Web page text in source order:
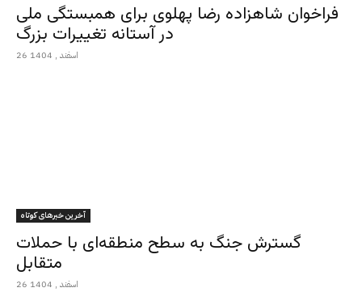
فراخوان شاهزاده رضا پهلوی برای همبستگی ملی
در آستانه تغییرات بزرگ
26 اسفند , 1404
آخرین خبرهای کوتاه
گسترش جنگ به سطح منطقه‌ای با حملات
متقابل
26 اسفند , 1404